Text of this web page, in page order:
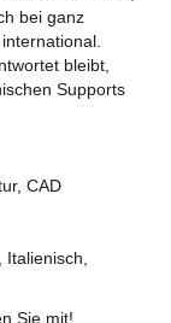
bei ganz
bleibt,
Supports
CAD
Sie mit!